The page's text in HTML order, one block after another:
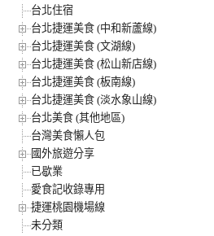
台北住宿
台北捷運美食 (中和新蘆線)
台北捷運美食 (文湖線)
台北捷運美食 (松山新店線)
台北捷運美食 (板南線)
台北捷運美食 (淡水象山線)
台北美食 (其他地區)
台灣美食懶人包
國外旅遊分享
已歇業
愛食記收錄專用
捷運桃園機場線
未分類